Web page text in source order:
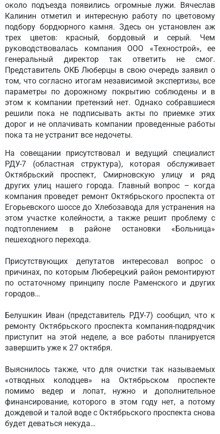
около подъезда появились огромные лужи. Вячеслав
Калинин отметил и интересную работу по цветовому
подбору бордюрного камня. Здесь он установлен аж
трех цветов: красный, бордовый и серый. Чем
руководствовалась компания ООО «Технострой», ее
генеральный директор так ответить не смог.
Представитель ОКБ Люберцы в свою очередь заявил о
том, что согласно итогам независимой экспертизы, все
параметры по дорожному покрытию соблюдены и в
этом к компании претензий нет. Однако собравшиеся
решили пока не подписывать акты по приемке этих
дорог и не оплачивать компании проведенные работы
пока та не устранит все недочеты.
На совещании присутствовал и ведущий специалист
РДУ-7 (областная структура), которая обслуживает
Октябрьский проспект, Смирновскую улицу и ряд
других улиц нашего города. Главный вопрос – когда
компания проведет ремонт Октябрьского проспекта от
Егорьевского шоссе до Хлебозавода для устранения на
этом участке колейности, а также решит проблему с
подтоплением в районе остановки «Больница»
пешеходного перехода.
Присутствующих депутатов интересовал вопрос о
причинах, по которым Люберецкий район ремонтируют
по остаточному принципу после Раменского и других
городов…
Белушкин Иван (представитель РДУ-7) сообщил, что к
ремонту Октябрьского проспекта компания-подрядчик
приступит на этой неделе, а все работы планируется
завершить уже к 27 октября.
Выяснилось также, что для очистки так называемых
«отводных колодцев» на Октябрьском проспекте
помимо ведер и лопат, нужно и дополнительное
финансирование, которого в этом году нет, а потому
дождевой и талой воде с Октябрьского проспекта снова
будет деваться некуда…